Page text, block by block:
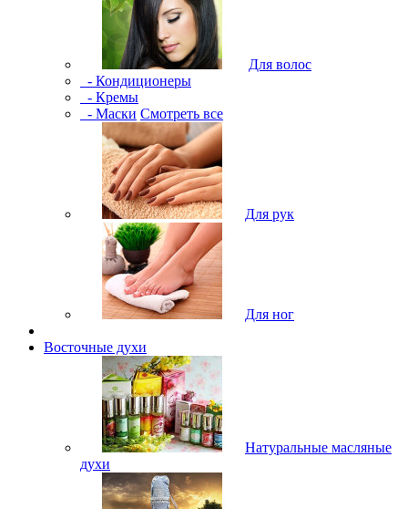
Для волос
- Кондиционеры
- Кремы
- Маски Смотреть все
Для рук
Для ног
Восточные духи
Натуральные масляные
духи